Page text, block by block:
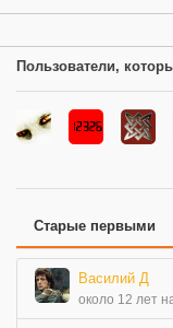
Пользователи,
Старые первыми
Василий Д
около 12 лет